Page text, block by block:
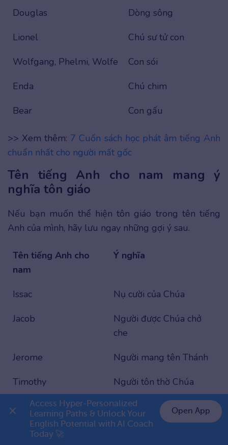
Douglas
Dòng sông
Lionel
Chú sư tử con
Wolfgang, Phelmi, Wolfe
Con sói
Enda
Chú chim
Bear
Con gấu
>> Xem thêm: 7 Cuốn sách học phát âm tiếng Anh
chuẩn nhất cho người mất gốc
Tên tiếng Anh cho nam mang ý
nghĩa tôn giáo
Nếu bạn muốn thể hiện tôn giáo trong tên tiếng
Anh của mình, hãy lưu ngay những gợi ý sau.
Tên tiếng Anh cho
nam
Ý nghĩa
Issac
Nụ cười của Chúa
Jacob
Người được Chúa chở
che
Jerome
Người mang tên Thánh
Timothy
Người tôn thờ Chúa
Elijah
Chúa (trong tiếng Do
Thái)
👉 Premium 1 năm chỉ 799K
Access Hyper-Personalized
Learning Paths & Unlock Your
English Potential with AI Coach
Today 🚀
Open App